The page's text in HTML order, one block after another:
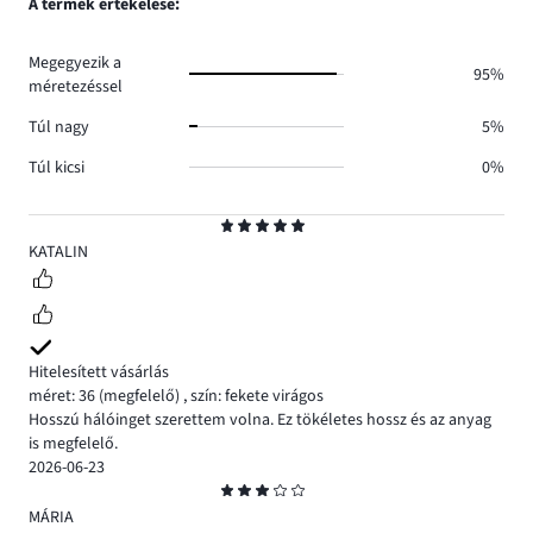
5
KATALIN
Hitelesített vásárlás
méret: 36 (megfelelő) ,szín: fekete virágos
Hosszú hálóinget szerettem volna. Ez tökéletes hossz és az anyag
is megfelelő.
2026-06-23
3
MÁRIA
Megegyezik a
méretezéssel
95%
Túl nagy
5%
Túl kicsi
0%